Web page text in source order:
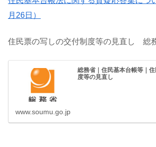
月26日）
住民票の写しの交付制度等の見直し 総
総務省｜住民基本台帳等｜
度等の見直し
www.soumu.go.jp